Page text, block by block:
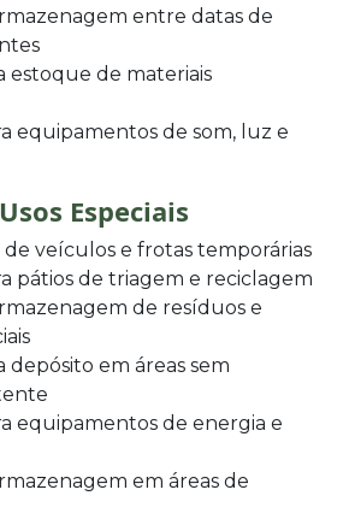
entre datas de
estoque de materiais
equipamentos de som, luz e
Especiais
veículos e frotas temporárias
pátios de triagem e reciclagem
de resíduos e
depósito em áreas sem
equipamentos de energia e
em áreas de